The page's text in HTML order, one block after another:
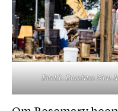
Beeld: Bassines Non